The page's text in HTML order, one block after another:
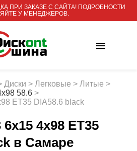
ПРИ ЗАКАЗЕ С САЙТА! ПОДРОБНОСТИ
У МЕНЕДЖЕРОВ.
Диски > Легковые > Литые >
58.6 >
ET35 DIA58.6 black
4x98 ET35
в Самаре